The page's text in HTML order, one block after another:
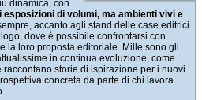
dinamica, con
di volumi, ma ambienti vivi e
accanto agli stand delle case editrici
dove è possibile confrontarsi con
la loro proposta editoriale. Mille sono gli
in continua evoluzione, come
raccontano storie di ispirazione per i nuovi
concreta da parte di chi lavora